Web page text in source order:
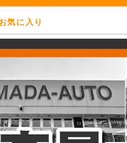
気に入り